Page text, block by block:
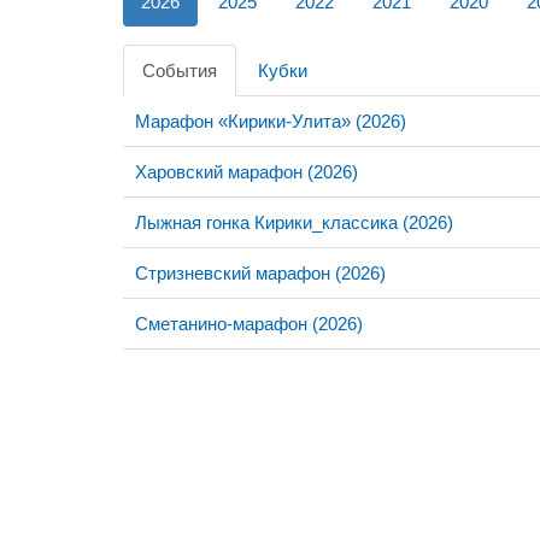
События Кубки
Марафон «Кирики-Улита» (2026)
Харовский марафон (2026)
Лыжная гонка Кирики_классика (2026)
Стризневский марафон (2026)
Сметанино-марафон (2026)